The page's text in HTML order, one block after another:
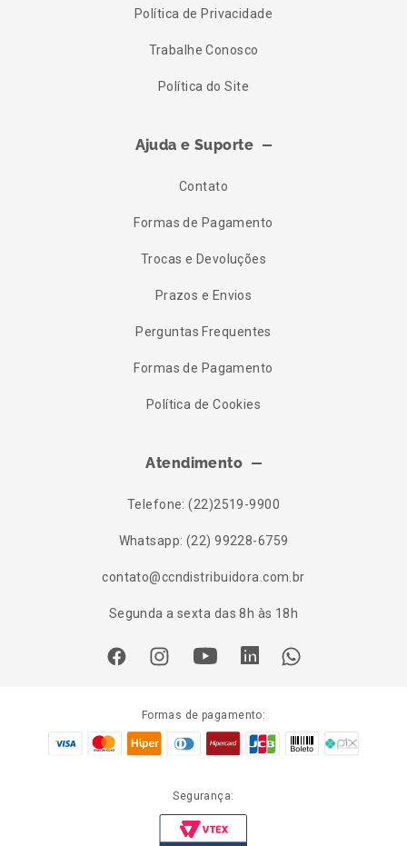
Política de Privacidade
Trabalhe Conosco
Política do Site
Ajuda e Suporte
Contato
Formas de Pagamento
Trocas e Devoluções
Prazos e Envios
Perguntas Frequentes
Formas de Pagamento
Política de Cookies
Atendimento
Telefone: (22)2519-9900
Whatsapp: (22) 99228-6759
contato@ccndistribuidora.com.br
Segunda a sexta das 8h às 18h
Formas de pagamento:
Segurança: